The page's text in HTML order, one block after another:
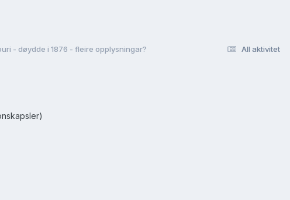
All aktivitet
- døydde i 1876 - fleire opplysningar?